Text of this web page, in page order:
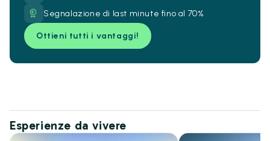
Segnalazione di last minute fino al 70%
Ottieni tutti i vantaggi!
Esperienze da vivere